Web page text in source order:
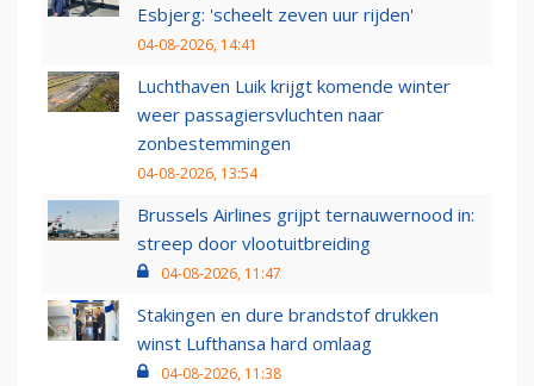
Esbjerg: 'scheelt zeven uur rijden'
04-08-2026, 14:41
Luchthaven Luik krijgt komende winter
weer passagiersvluchten naar
zonbestemmingen
04-08-2026, 13:54
Brussels Airlines grijpt ternauwernood in:
streep door vlootuitbreiding
04-08-2026, 11:47
Stakingen en dure brandstof drukken
winst Lufthansa hard omlaag
04-08-2026, 11:38